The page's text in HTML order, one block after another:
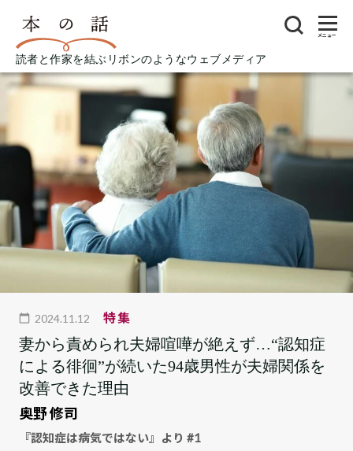
読者と作家を結ぶリボンのようなウェブメディア
メニュー
2024.11.12 特集
妻から責められ夫婦喧嘩が絶えず…“認知症
による徘徊”が続いた94歳男性が夫婦関係を
改善できた理由
奥野 修司
『認知症は病気ではない』より #1